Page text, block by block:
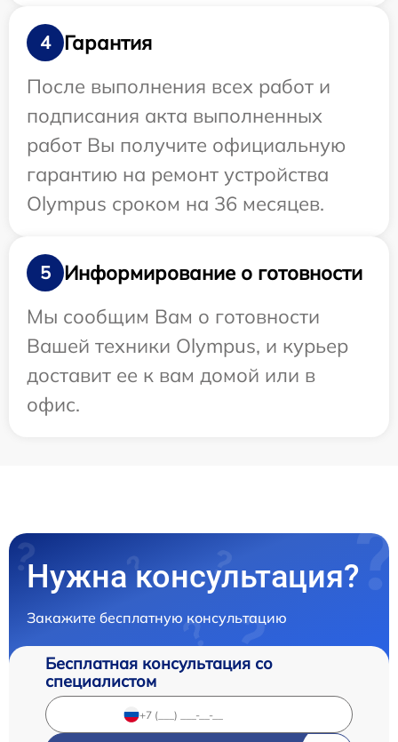
4
Гарантия
После выполнения всех работ и
подписания акта выполненных
работ Вы получите официальную
гарантию на ремонт устройства
Olympus сроком на 36 месяцев.
5
Информирование о готовности
Мы сообщим Вам о готовности
Вашей техники Olympus, и курьер
доставит ее к вам домой или в
офис.
Нужна консультация?
Закажите бесплатную консультацию
Бесплатная консультация со
специалистом